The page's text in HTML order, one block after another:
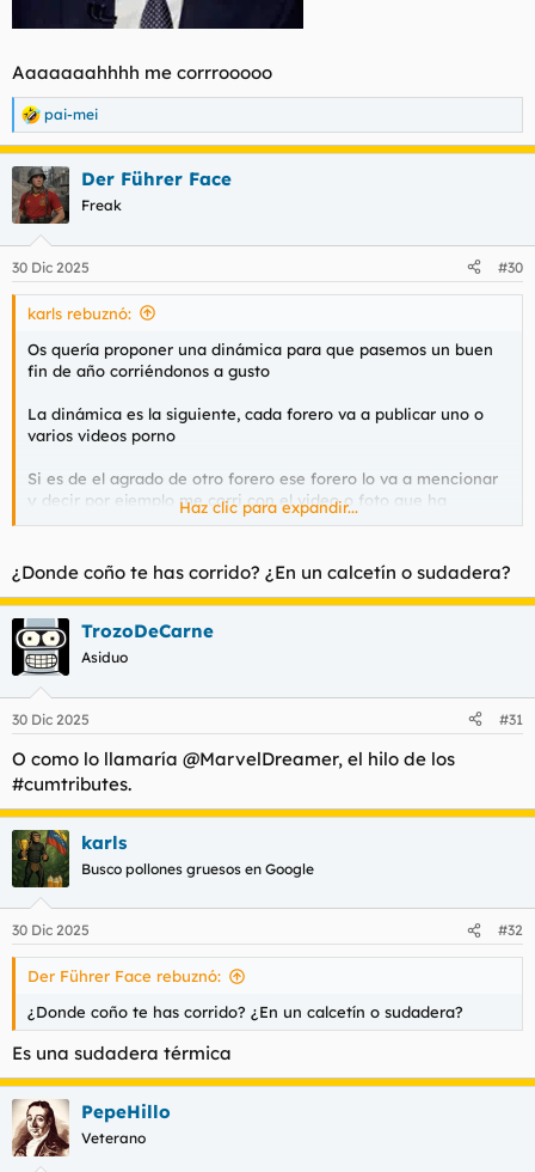
Aaaaaaahhhh me corrrooooo
R
e
a
c
c
i
e
s
pai-mei
Der Führer Face
Freak
30 Dic 2025 #30
karls rebuznó:
Os quería proponer una dinámica para que pasemos un buen
fin de año corriéndonos a gusto
La dinámica es la siguiente, cada forero va a publicar uno o
varios videos porno
Si es de el agrado de otro forero ese forero lo va a mencionar
y decir por ejemplo me corri con el video o foto que ha
publicado@serdoo con el video de@Bruce Harperetc
Y sube una foto de su corrida
Si el video no os ha gustado le dejáis un hijo de puta y si si si
os ha gustado dejar un like
Al final podemos inventar algunos premios a los videos que
tengan más likes o a las mejores fotos de corridas (por ejemplo
si alguien se corre mucho etc)
Bueno empiezo yo, me he corrido con esta foto que ha puesto
Ver el archivos adjunto 207971
Ver el archivos adjunto 207972
Ahora subo mi foto o video
Haz clic para expandir...
¿Donde coño te has corrido? ¿En un calcetín o sudadera?
TrozoDeCarne
Asiduo
30 Dic 2025 #31
O como lo llamaría @MarvelDreamer, el hilo de los
#cumtributes.
karls
Busco pollones gruesos en Google
30 Dic 2025 #32
Der Führer Face rebuznó:
¿Donde coño te has corrido? ¿En un calcetín o sudadera?
Es una sudadera térmica
PepeHillo
Veterano